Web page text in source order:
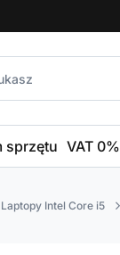
sprzętu VAT 0%
Laptopy Intel Core i5